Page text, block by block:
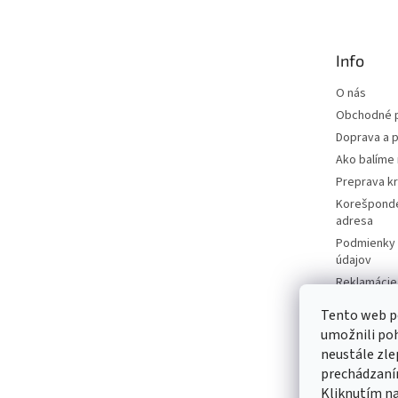
Tento web
umožnili
neustále
Kliknutím
Info
O nás
Obchodné
Doprava a
Ako
Preprava
adresa
údajov
Katalógy
Kontakty
Napíšte